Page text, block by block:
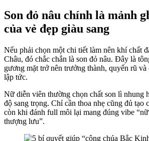
Son đỏ nâu chính là mảnh
của vẻ đẹp giàu sang
Nếu phải chọn một chi tiết làm nên khí chất
Châu, đó chắc chắn là son đỏ nâu. Đây là
gương mặt trở nên trưởng thành, quyến rũ và
lập tức.
Nữ diễn viên thường chọn chất son lì nhung
độ sang trọng. Chỉ cần thoa nhẹ cũng đủ tạo
còn khi đánh full môi lại mang đúng vibe
thượng lưu”.